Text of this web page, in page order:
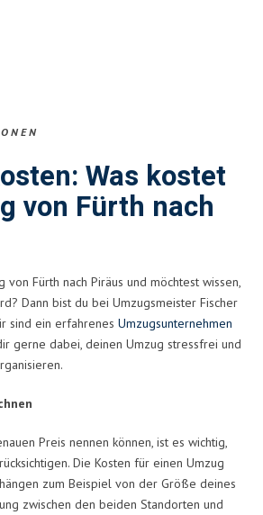
Was kostet
von Fürth nach
von Fürth nach Piräus und möchtest wissen,
Dann bist du bei Umzugsmeister Fischer
sind ein erfahrenes Umzugsunternehmen
gerne dabei, deinen Umzug stressfrei und
Preis nennen können, ist es wichtig,
Die Kosten für einen Umzug
zum Beispiel von der Größe deines
zwischen den beiden Standorten und